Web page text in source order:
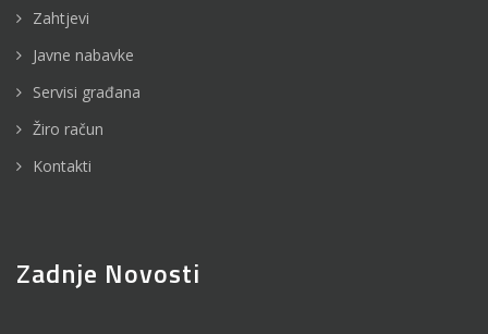
Zahtjevi
Javne nabavke
Servisi građana
Žiro račun
Kontakti
Zadnje Novosti